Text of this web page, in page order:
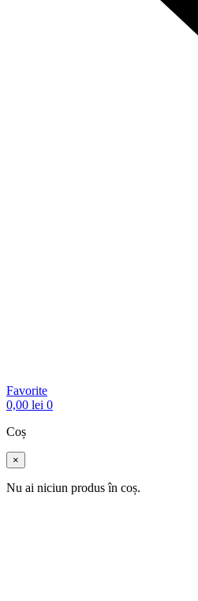
Favorite
0,00 lei 0
Coș
×
Nu ai niciun produs în coș.